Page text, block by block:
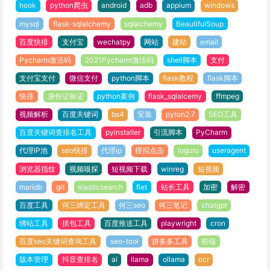
hook python爬虫 android adb appium windows
mysql flask-sqlalchemy sqlalchemy BeautifulSoup
百度快排 支付宝 wechatpy 网站 建站 email
Pycharm激活码 2021Pycharm激活码 shell脚本 支付
支付宝支付 微信支付 python脚本 flask教程 flask脚本
快排 身份证验证 python案例 flask_sqlalcemy ffmpeg
视频解析 百度关键词 bs4 安装 pyton2.7 SEO工具
百度关键词查排名工具 pyinstaller 引流脚本 PyCharm
代理IP池 seo快排 代理ip 模拟点击 loguru useragent
浏览器指纹 视频嗅探 短视频下载 winreg 短视频
maridb git elasticsearch flet 站长工具 加密 解密
百度工具 何三绑定工具 何三seo 何三笔记 chatgpt
绑站工具 抓包工具 百度推送工具 playwright cron
百度seo关键词查询工具 seo-tool 拼多多工具 前端
版本管理 抖音查排名 ai llama ollama ocr